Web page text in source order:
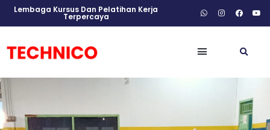
Lembaga Kursus Dan Pelatihan Kerja
Terpercaya